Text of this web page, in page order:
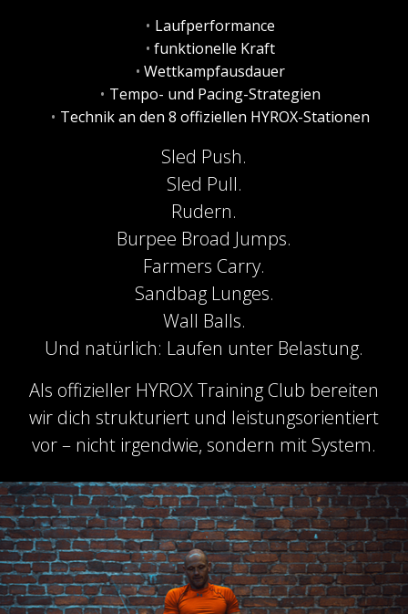
Laufperformance
funktionelle Kraft
Wettkampfausdauer
Tempo- und Pacing-Strategien
Technik an den 8 offiziellen HYROX-Stationen
Sled Push.
Sled Pull.
Rudern.
Burpee Broad Jumps.
Farmers Carry.
Sandbag Lunges.
Wall Balls.
Und natürlich: Laufen unter Belastung.
Als offizieller HYROX Training Club bereiten
wir dich strukturiert und leistungsorientiert
vor – nicht irgendwie, sondern mit System.